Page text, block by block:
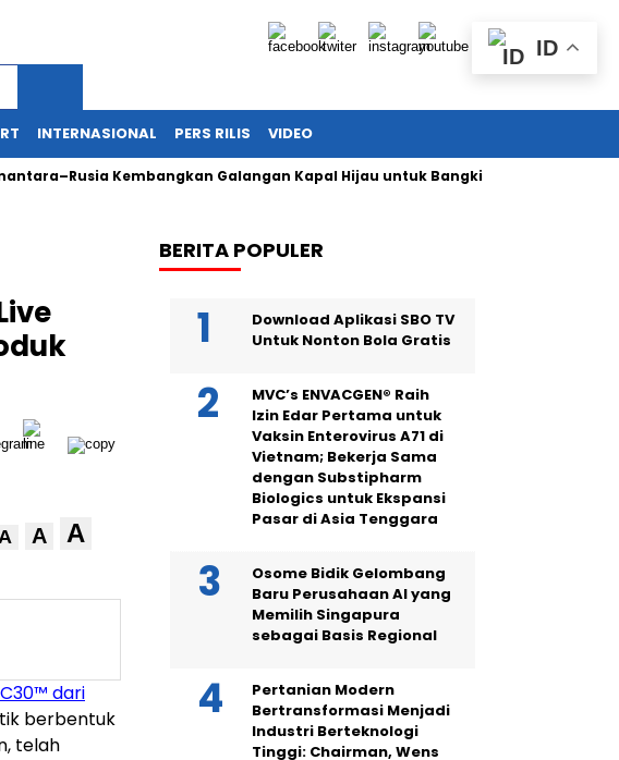
INTERNASIONAL PERS RILIS VIDEO
Kembangkan Galangan Kapal Hijau untuk Bangkitkan Maritim Nasional
A A
dari
berbentuk
telah
BERITA POPULER
Download Aplikasi SBO TV
Untuk Nonton Bola Gratis
MVC’s ENVACGEN® Raih
Izin Edar Pertama untuk
Vaksin Enterovirus A71 di
Vietnam; Bekerja Sama
dengan Substipharm
Biologics untuk Ekspansi
Pasar di Asia Tenggara
Osome Bidik Gelombang
Baru Perusahaan AI yang
Memilih Singapura
sebagai Basis Regional
Pertanian Modern
Bertransformasi Menjadi
Industri Berteknologi
Tinggi: Chairman, Wens
ID